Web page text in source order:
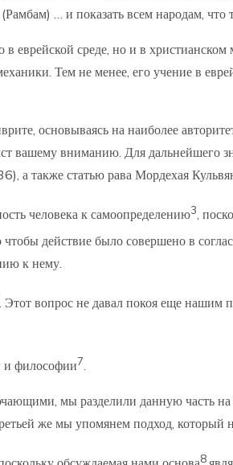
… и показать всем народам, что
еврейской среде, но и в
Тем не менее, его учение в
основываясь на наиболее
вашему вниманию. Для дальнейшего
а также статью рава Мордехая
человека к самоопределению3,
действие было совершено в
к нему.
. Этот вопрос не давал покоя еще нашим
и философии7.
мы разделили данную часть
же мы упомянем подход,
8